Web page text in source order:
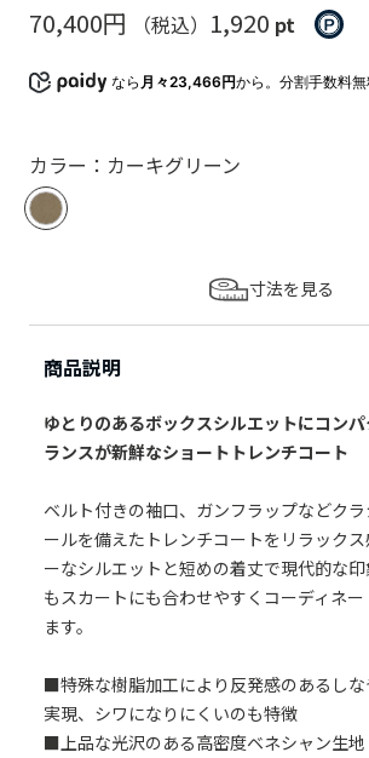
70,400円
（税込） 1,920 pt
なら 月々23,466円から。分割手数料
カラー：カーキグリーン
寸法を見る
商品説明
ゆとりのあるボックスシルエットにコン
ランスが新鮮なショートトレンチコート
ベルト付きの袖口、ガンフラップなどク
ールを備えたトレンチコートをリラック
ーなシルエットと短めの着丈で現代的な
もスカートにも合わせやすくコーディネー
ます。
■特殊な樹脂加工により反発感のあるし
実現、シワになりにくいのも特徴
■上品な光沢のある高密度ベネシャン生地